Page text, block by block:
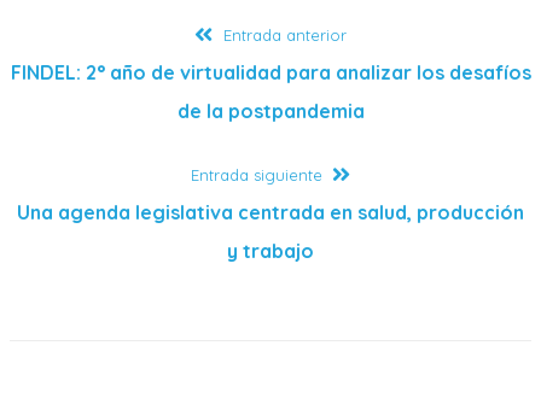
Entrada anterior
FINDEL: 2° año de virtualidad para analizar los desafíos
de la postpandemia
Entrada siguiente
Una agenda legislativa centrada en salud, producción
y trabajo